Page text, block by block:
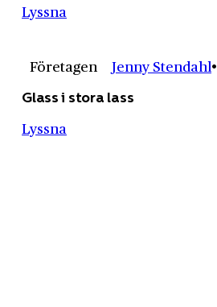
Lyssna
Företagen Jenny Stendahl
Glass i stora lass
Lyssna